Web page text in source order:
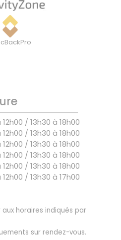
/ 13h30 à 18h00
/ 13h30 à 18h00
/ 13h30 à 18h00
/ 13h30 à 18h00
/ 13h30 à 18h00
/ 13h30 à 17h00
horaires indiqués par
sur rendez-vous.